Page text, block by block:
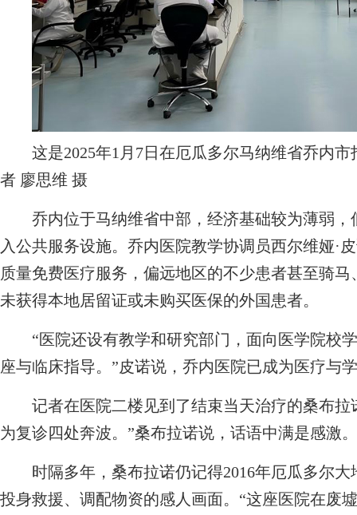
这是2025年1月7日在厄瓜多尔马纳维省乔内市
者 廖思维 摄
乔内位于马纳维省中部，经济基础较为薄弱，
入公共服务设施。乔内医院教学协调员西尔维娅·
质量免费医疗服务，偏远地区的不少患者甚至骑
未获得本地居留证或未购买医保的外国患者。
“医院还设有教学和研究部门，面向医学院校
座与临床指导。”皮诺说，乔内医院已成为医疗与
记者在医院二楼见到了结束当天治疗的桑布拉
为复诊四处奔波。”桑布拉诺说，话语中满是感激。
时隔多年，桑布拉诺仍记得2016年厄瓜多尔大
投身救援、调配物资的感人画面。“这座医院在废